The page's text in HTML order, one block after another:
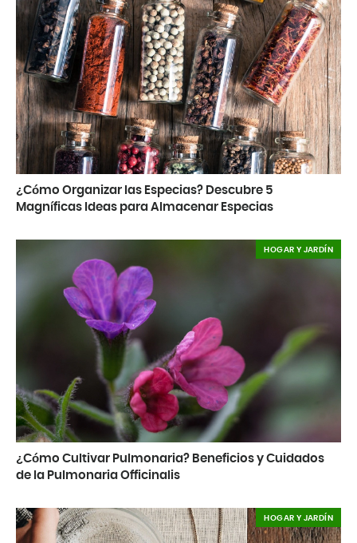
¿Cómo Organizar las Especias? Descubre 5
Magníficas Ideas para Almacenar Especias
¿Cómo Cultivar Pulmonaria? Beneficios y Cuidados
de la Pulmonaria Officinalis
HOGAR Y JARDÍN
HOGAR Y JARDÍN